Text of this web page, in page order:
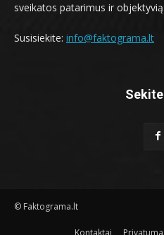
sveikatos patarimus ir
Susisiekite: info@faktograma.lt
© Faktograma.lt